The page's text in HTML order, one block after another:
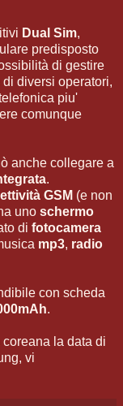
Dual Sim,
predisposto
di gestire
diversi operatori,
piu'
comunque
anche collegare a
.
GSM (e non
uno schermo
di fotocamera
mp3, radio
con scheda
.
la data di
vi